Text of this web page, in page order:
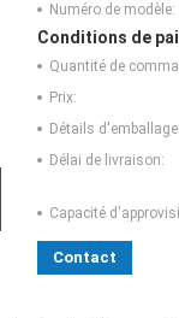
Numéro de modèle:
Conditions de
Quantité de
Prix:
Détails d'emballage:
Délai de livraison:
Capacité
Contact